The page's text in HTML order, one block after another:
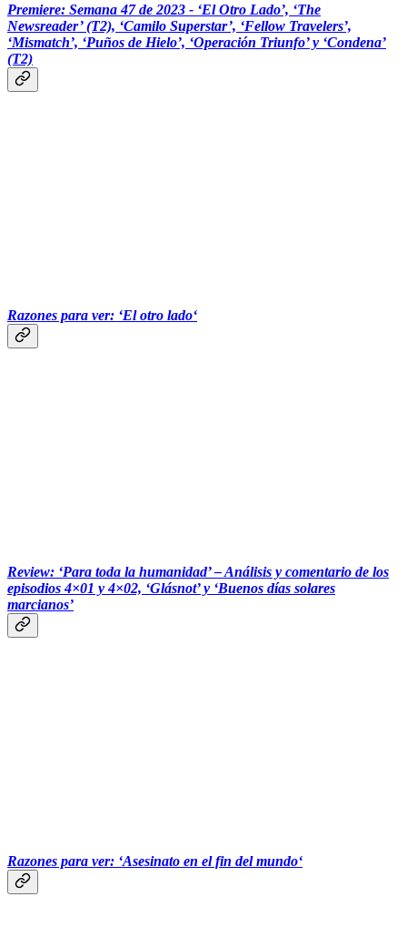
Premiere: Semana 47 de 2023 - ‘El Otro Lado’, ‘The
Newsreader’ (T2), ‘Camilo Superstar’, ‘Fellow Travelers’,
‘Mismatch’, ‘Puños de Hielo’, ‘Operación Triunfo’ y ‘Condena’
(T2)
Razones para ver: ‘El otro lado‘
Review: ‘Para toda la humanidad’ – Análisis y comentario de los
episodios 4×01 y 4×02, ‘Glásnot’ y ‘Buenos días solares
marcianos’
Razones para ver: ‘Asesinato en el fin del mundo‘